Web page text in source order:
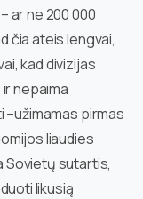
ar ne 200 000
čia ateis lengvai,
kad divizijas
nepaima
pirmas
liaudies
Sovietų sutartis,
likusią